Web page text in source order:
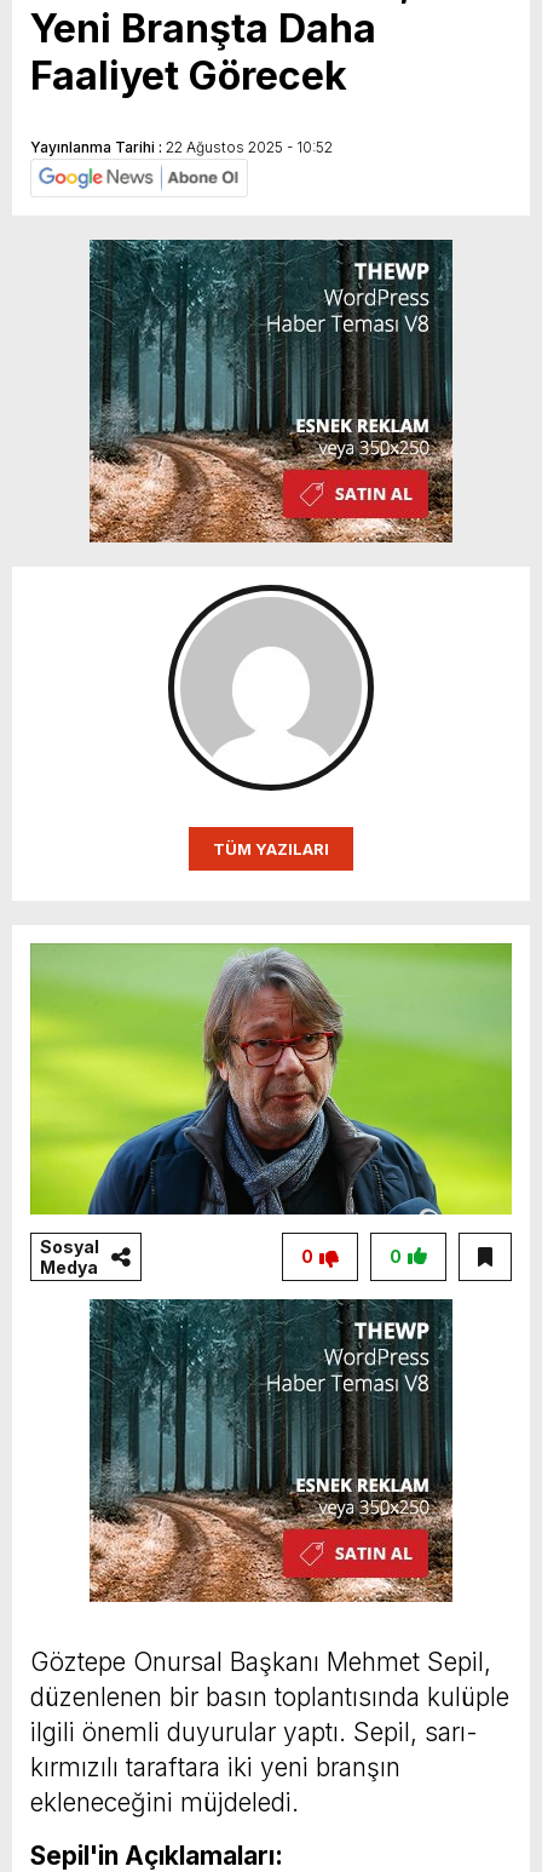
Yeni Branşta Daha
Faaliyet Görecek
Yayınlanma Tarihi : 22 Ağustos 2025 - 10:52
TÜM YAZILARI
Sosyal
Medya
0
0
Göztepe Onursal Başkanı Mehmet Sepil,
düzenlenen bir basın toplantısında kulüple
ilgili önemli duyurular yaptı. Sepil, sarı-
kırmızılı taraftara iki yeni branşın
ekleneceğini müjdeledi.
Sepil'in Açıklamaları: